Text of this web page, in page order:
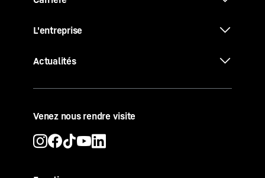
L'entreprise
Actualités
Venez nous rendre visite